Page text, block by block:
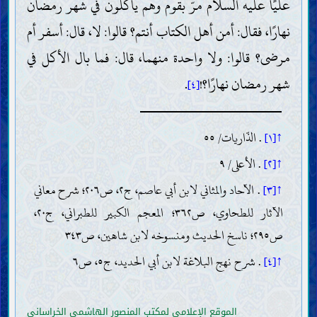
عليًا عليه السلام مرّ بقوم وهم يأكلون في شهر رمضان
نهارًا، فقال: أمن أهل الكتاب أنتم؟ قالوا: لا، قال: أسفر أم
مرضى؟ قالوا: ولا واحدة منهما، قال: فما بال الأكل في
شهر رمضان نهارًا؟![٤] .
↑[١] . الذّاريات/ ٥٥
↑[٢] . الأعلى/ ٩
↑[٣]
. الآحاد والمثاني لابن أبي عاصم، ج٢، ص٢٠٦؛ شرح معاني
الآثار للطحاوي، ص٣٦٢؛ المعجم الكبير للطبراني، ج٢٠،
ص٢٩٥؛ ناسخ الحديث ومنسوخه لابن شاهين، ص٣٤٣
↑[٤] . شرح نهج البلاغة لابن أبي الحديد، ج٥، ص٦
الموقع الإعلامي لمكتب المنصور الهاشمي الخراساني
ما يتعلّق بالأديان والمذاهب والفِرَق
الأخلاق
مكارم الأخلاق
معرفة النفس وتزكيتها
الذكر والدّعاء والتوكّل والتوسّل
التوبة والاستغفار والإصلاح
الإحسان بالوالدين وذوي القربى
الجود والإنفاق على المحتاجين
العفّة والحياء والغيرة
الرفق والرحمة والمداراة
العفو وكظم الغيظ
الأدب وحسن العشرة
رذائل الأخلاق
كبائر الذنوب
الكذب والغِيبة والبهتان
السبّ واللعن المذموم
التكبّر
الجزع عند المصيبة